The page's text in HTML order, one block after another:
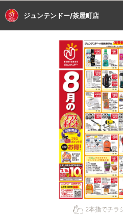
ジュンテンドー/茶屋町店
2本指でチラ